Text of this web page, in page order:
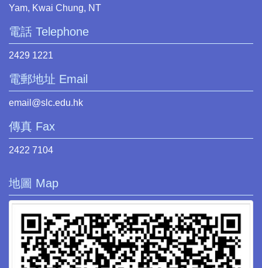
Yam, Kwai Chung, NT
電話 Telephone
2429 1221
電郵地址 Email
email@slc.edu.hk
傳真 Fax
2422 7104
地圖 Map